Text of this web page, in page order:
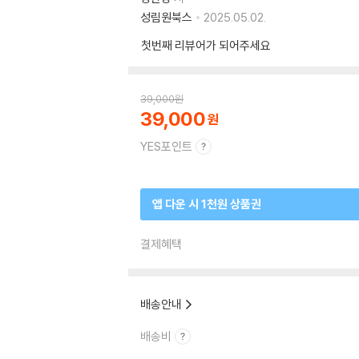
성림원북스
2025.05.02.
첫번째 리뷰어가 되어주세요
39,000원
39,000
YES포인트
앱 다운 시 1천원 상품권
결제혜택
배송안내
배송비